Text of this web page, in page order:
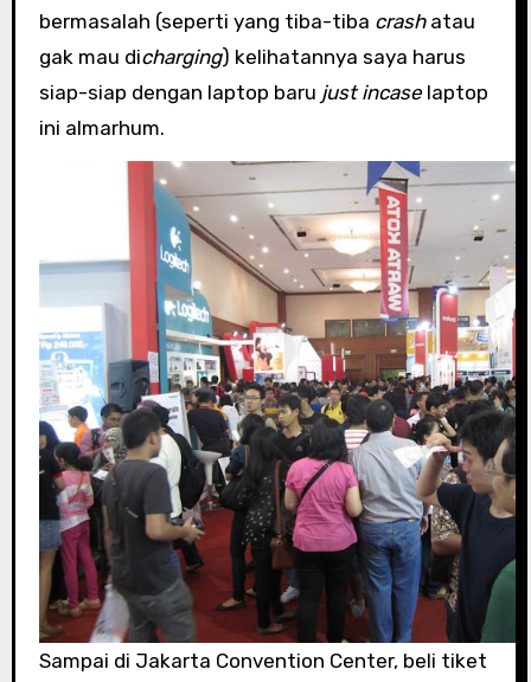
bermasalah (seperti yang tiba-tiba crashatau
gak mau dicharging) kelihatannya saya harus
siap-siap dengan laptop baru just incaselaptop
ini almarhum.
Sampai di Jakarta Convention Center, beli tiket